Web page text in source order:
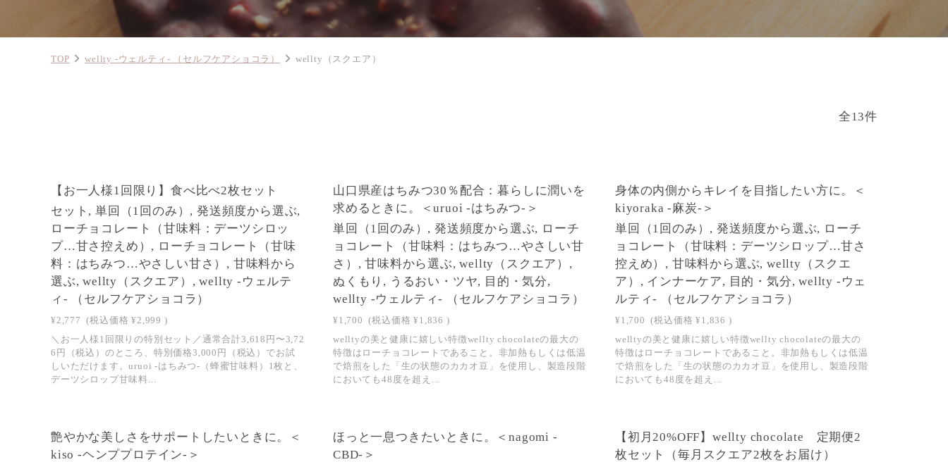
TOP wellty -ウェルティ- （セルフケアショコラ） wellty（スクエア）
全13件
【お一人様1回限り】食べ比べ2枚セット
セット, 単回（1回のみ）, 発送頻度から選ぶ,
ローチョコレート（甘味料：デーツシロッ
プ…甘さ控えめ）, ローチョコレート（甘味
料：はちみつ…やさしい甘さ）, 甘味料から
選ぶ, wellty（スクエア）, wellty -ウェルテ
ィ- （セルフケアショコラ）
¥2,777 (税込価格 ¥2,999 )
＼お一人様1回限りの特別セット／通常合計3,618円〜3,72
6円（税込）のところ、特別価格3,000円（税込）でお試
しいただけます。uruoi -はちみつ-（蜂蜜甘味料）1枚と、
デーツシロップ甘味料...
山口県産はちみつ30％配合：暮らしに潤いを
求めるときに。＜uruoi -はちみつ-＞
単回（1回のみ）, 発送頻度から選ぶ, ローチ
ョコレート（甘味料：はちみつ…やさしい甘
さ）, 甘味料から選ぶ, wellty（スクエア）,
ぬくもり, うるおい・ツヤ, 目的・気分,
wellty -ウェルティ- （セルフケアショコラ）
¥1,700 (税込価格 ¥1,836 )
welltyの美と健康に嬉しい特徴wellty chocolateの最大の
特徴はローチョコレートであること。非加熱もしくは低温
で焙煎をした「生の状態のカカオ豆」を使用し、製造段階
においても48度を超え...
身体の内側からキレイを目指したい方に。＜
kiyoraka -麻炭-＞
単回（1回のみ）, 発送頻度から選ぶ, ローチ
ョコレート（甘味料：デーツシロップ…甘さ
控えめ）, 甘味料から選ぶ, wellty（スクエ
ア）, インナーケア, 目的・気分, wellty -ウェ
ルティ- （セルフケアショコラ）
¥1,700 (税込価格 ¥1,836 )
welltyの美と健康に嬉しい特徴wellty chocolateの最大の
特徴はローチョコレートであること。非加熱もしくは低温
で焙煎をした「生の状態のカカオ豆」を使用し、製造段階
においても48度を超え...
艶やかな美しさをサポートしたいときに。＜
kiso -ヘンププロテイン-＞
ほっと一息つきたいときに。＜nagomi -
CBD-＞
【初月20%OFF】wellty chocolate 定期便2
枚セット（毎月スクエア2枚をお届け）